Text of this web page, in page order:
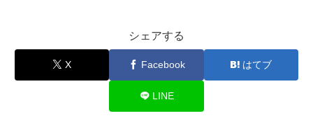
シェアする
X Facebook はてブ
LINE